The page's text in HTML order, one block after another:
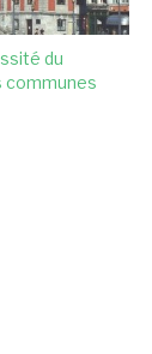
du
communes